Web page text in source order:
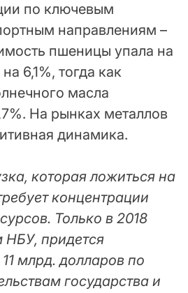
по ключевым
направлениям –
пшеницы упала на
6,1%, тогда как
масла
На рынках металлов
динамика.
которая ложиться на
концентрации
Только в 2018
НБУ, придется
млрд. долларов по
государства и